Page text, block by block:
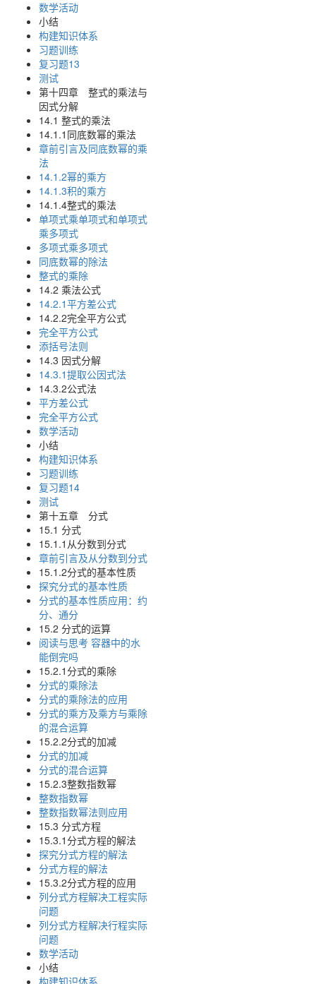
数学活动
小结
构建知识体系
习题训练
复习题13
测试
第十四章 整式的乘法与
因式分解
14.1 整式的乘法
14.1.1同底数幂的乘法
章前引言及同底数幂的乘
法
14.1.2幂的乘方
14.1.3积的乘方
14.1.4整式的乘法
单项式乘单项式和单项式
乘多项式
多项式乘多项式
同底数幂的除法
整式的乘除
14.2 乘法公式
14.2.1平方差公式
14.2.2完全平方公式
完全平方公式
添括号法则
14.3 因式分解
14.3.1提取公因式法
14.3.2公式法
平方差公式
完全平方公式
数学活动
小结
构建知识体系
习题训练
复习题14
测试
第十五章 分式
15.1 分式
15.1.1从分数到分式
章前引言及从分数到分式
15.1.2分式的基本性质
探究分式的基本性质
分式的基本性质应用：约
分、通分
15.2 分式的运算
阅读与思考 容器中的水
能倒完吗
15.2.1分式的乘除
分式的乘除法
分式的乘除法的应用
分式的乘方及乘方与乘除
的混合运算
15.2.2分式的加减
分式的加减
分式的混合运算
15.2.3整数指数幂
整数指数幂
整数指数幂法则应用
15.3 分式方程
15.3.1分式方程的解法
探究分式方程的解法
分式方程的解法
15.3.2分式方程的应用
列分式方程解决工程实际
问题
列分式方程解决行程实际
问题
数学活动
小结
构建知识体系